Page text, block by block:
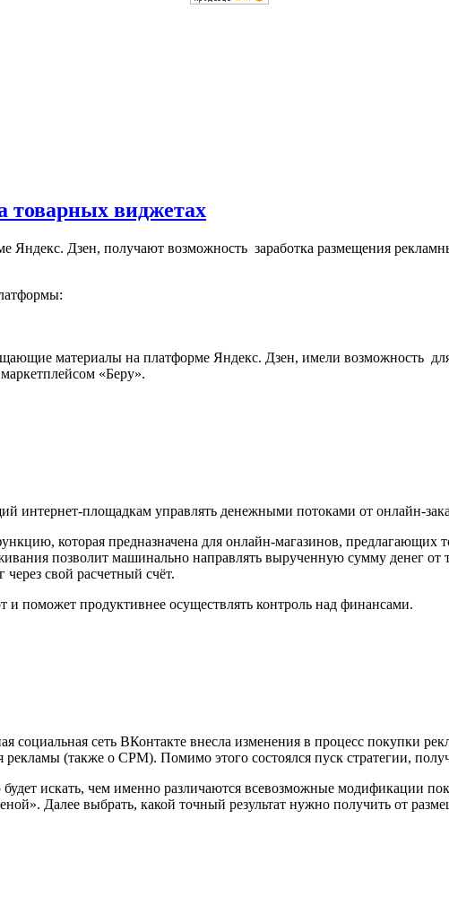
товарных виджетах
Дзен, получают возможность заработка размещения
материалы на платформе Яндекс. Дзен, имели возможность
«Беру».
площадкам управлять денежными потоками от онлайн-
которая предназначена для онлайн-магазинов, предлагающих
позволит машинально направлять вырученную сумму денег от
свой расчетный счёт.
и поможет продуктивнее осуществлять контроль над финансами.
социальная сеть ВКонтакте внесла изменения в процесс покупки
рекламы (также o CPM). Помимо этого состоялся пуск стратегии,
искать, чем именно различаются всевозможные модификации
Далее выбрать, какой точный результат нужно получить от